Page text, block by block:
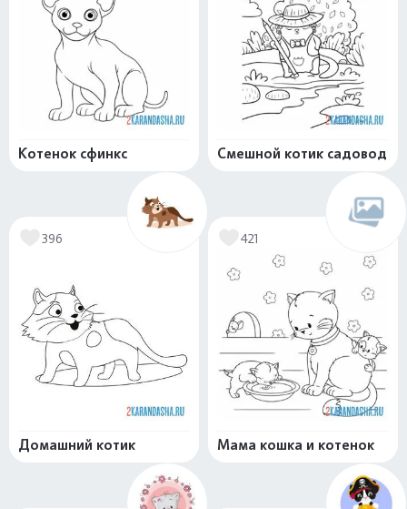
Котенок сфинкс Смешной котик садовод
396
Домашний котик
421
Мама кошка и котенок